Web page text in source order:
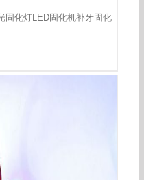
固化灯LED固化机补牙固化